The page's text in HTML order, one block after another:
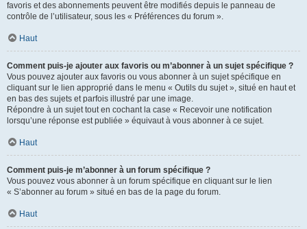
favoris et des abonnements peuvent être modifiés depuis le panneau de
contrôle de l’utilisateur, sous les « Préférences du forum ».
Haut
Comment puis-je ajouter aux favoris ou m’abonner à un sujet spécifique ?
Vous pouvez ajouter aux favoris ou vous abonner à un sujet spécifique en
cliquant sur le lien approprié dans le menu « Outils du sujet », situé en haut et
en bas des sujets et parfois illustré par une image.
Répondre à un sujet tout en cochant la case « Recevoir une notification
lorsqu’une réponse est publiée » équivaut à vous abonner à ce sujet.
Haut
Comment puis-je m’abonner à un forum spécifique ?
Vous pouvez vous abonner à un forum spécifique en cliquant sur le lien
« S’abonner au forum » situé en bas de la page du forum.
Haut